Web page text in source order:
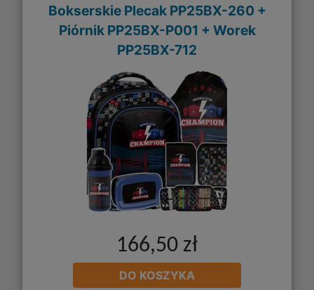
Bokserskie Plecak PP25BX-260 +
Piórnik PP25BX-P001 + Worek
PP25BX-712
166,50 zł
DO KOSZYKA